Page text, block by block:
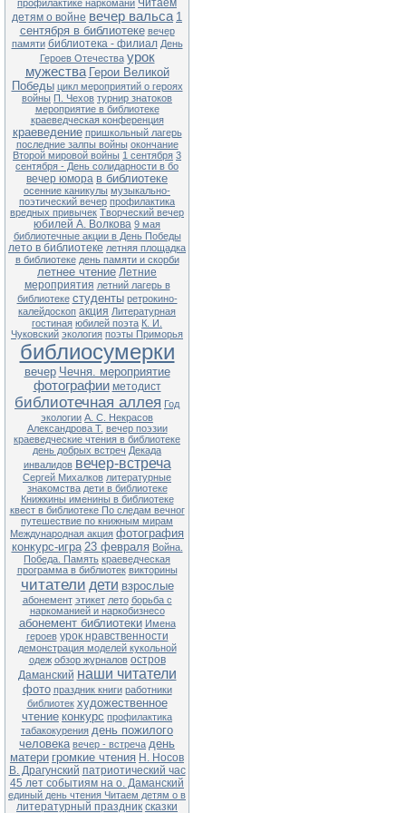
катастрофы на Чернобыльской
АЭС)
27.04 13-00 Ф№1
Квест-игра «В поисках заветного
клада» (в рамках клуба «Семь Я)
28.04 13-00 Ф№1
Экологический час «Чернобыль.
Год 1986» (35 лет со дня
катастрофы на Чернобыльской
АЭС)
28.04 11-00 ЦБ
Литературный час «Король смеха
Аркадий Аверченко» (140 лет со
дня рождения писателя)
29.04 13-00 Ф№1
Обзор книжной выставки «Они не
должны исчезнуть» (по Красной
книге Приморского края)
Внимание! В связи с продлением
ограничительных мер в
расписании возможны
корректировки. Обращаться по
тел.: 25-1-72
профилактике наркомани Читаем
детям о войне вечер вальса 1
сентября в библиотеке вечер
памяти библиотека - филиал День
Героев Отечества урок
мужества Герои Великой
Победы цикл мероприятий о героях
войны П. Чехов турнир знатоков
мероприятие в библиотеке
краеведческая конференция
краеведение пришкольный лагерь
последние залпы войны окончание
Второй мировой войны 1 сентября 3
сентября - День солидарности в бо
вечер юмора в библиотеке
осенние каникулы музыкально-
поэтический вечер профилактика
вредных привычек Творческий вечер
юбилей А. Волкова 9 мая
библиотечные акции в День Победы
лето в библиотеке летняя площадка
в библиотеке день памяти и скорби
летнее чтение Летние
мероприятия летний лагерь в
библиотеке студенты ретрокино-
калейдоскоп акция Литературная
гостиная юбилей поэта К. И.
Чуковский экология поэты Приморья
библиосумерки
вечер Чечня. мероприятие
фотографии методист
библиотечная аллея Год
экологии А. С. Некрасов
Александрова Т. вечер поэзии
краеведческие чтения в библиотеке
день добрых встреч Декада
инвалидов вечер-встреча
Сергей Михалков литературные
знакомства дети в библиотеке
Книжкины именины в библиотеке
квест в библиотеке По следам вечног
путешествие по книжным мирам
Международная акция фотография
конкурс-игра 23 февраля Война.
Победа. Память краеведческая
программа в библиотек викторины
читатели дети взрослые
абонемент этикет лето борьба с
наркоманией и наркобизнесо
абонемент библиотеки Имена
героев урок нравственности
демонстрация моделей кукольной
одеж обзор журналов остров
Даманский наши читатели
фото праздник книги работники
библиотек художественное
чтение конкурс профилактика
табакокурения день пожилого
человека вечер - встреча день
матери громкие чтения Н. Носов
В. Драгунский патриотический час
45 лет событиям на о. Даманский
единый день чтения Читаем детям о в
литературный праздник сказки